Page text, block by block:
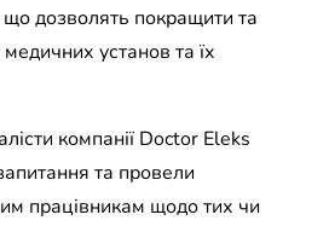
що дозволять покращити та
установ та їх
компанії Doctor Eleks
та провели
працівникам щодо тих чи